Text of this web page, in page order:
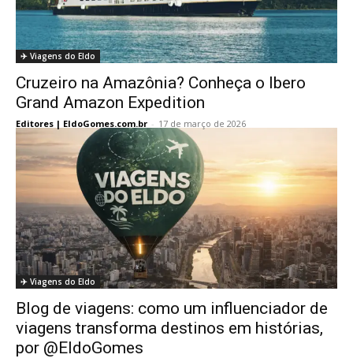
✈️ Viagens do Eldo
Cruzeiro na Amazônia? Conheça o Ibero
Grand Amazon Expedition
Editores | EldoGomes.com.br - 17 de março de 2026
✈️ Viagens do Eldo
Blog de viagens: como um influenciador de
viagens transforma destinos em histórias,
por @EldoGomes